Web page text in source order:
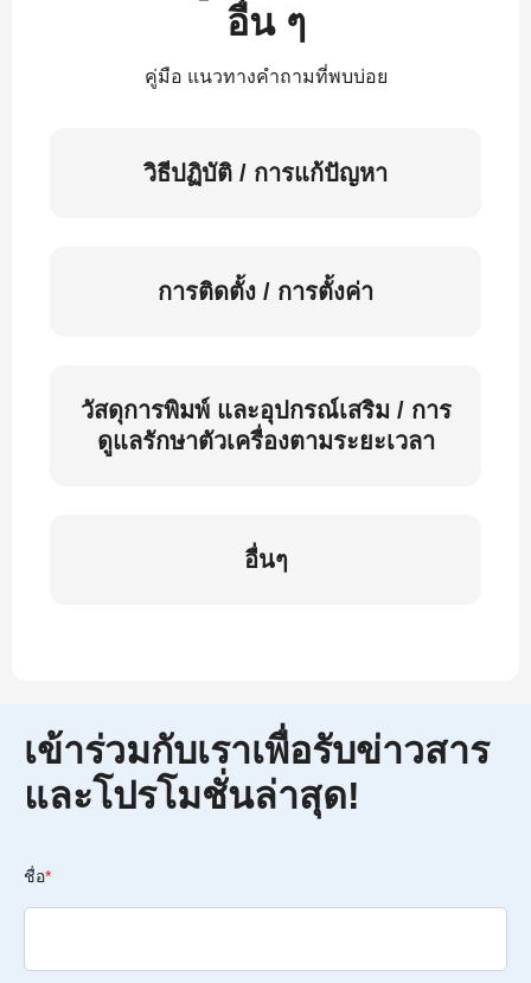
อื่น ๆ
คู่มือ แนวทางคำถามที่พบบ่อย
วิธีปฏิบัติ / การแก้ปัญหา
การติดตั้ง / การตั้งค่า
วัสดุการพิมพ์ และอุปกรณ์เสริม / การ
ดูแลรักษาตัวเครื่องตามระยะเวลา
อื่นๆ
เข้าร่วมกับเราเพื่อรับข่าวสาร
และโปรโมชั่นล่าสุด!
ชื่อ*